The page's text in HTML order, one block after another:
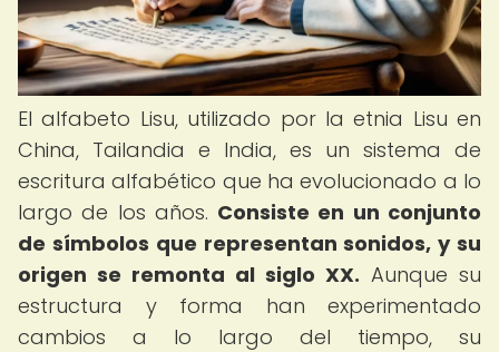
El alfabeto Lisu, utilizado por la etnia Lisu en
China, Tailandia e India, es un sistema de
escritura alfabético que ha evolucionado a lo
largo de los años. Consiste en un conjunto
de símbolos que representan sonidos, y su
origen se remonta al siglo XX. Aunque su
estructura y forma han experimentado
cambios a lo largo del tiempo, su